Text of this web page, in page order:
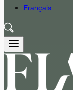
Français